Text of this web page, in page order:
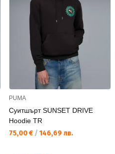
PUMA
Суитшърт SUNSET DRIVE
Hoodie TR
Текуща цена:
75,00 € / 146,69 лв.